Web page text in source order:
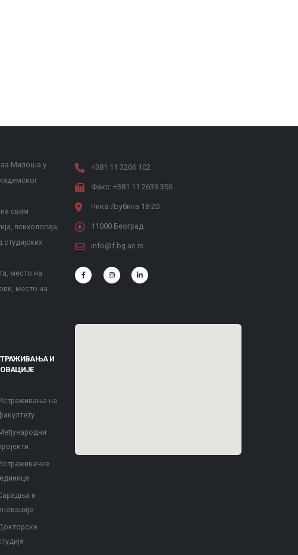
Милоша у
свим
психологија,
студијских
место на
место на
И
на
и
+381 11 3206 102
Факс: +381 11 2639 356
Чика Љубина 18-20
11000 Београд
info@f.bg.ac.rs